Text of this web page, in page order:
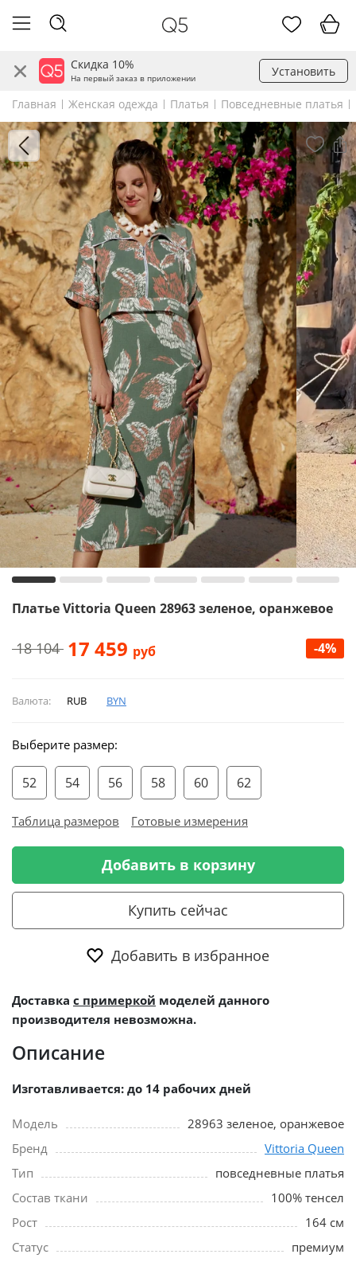
Скидка 10%
На первый заказ в приложении Установить
Главная Женская одежда Платья Повседневные платья
Платье Vittoria Queen 28963 зеленое, оранжевое
18 104 17 459 руб -4%
Валюта: RUB BYN
Выберите размер:
52 54 56 58 60 62
Таблица размеров Готовые измерения
Добавить в корзину
Купить сейчас
Добавить в избранное
Доставка с примеркой моделей данного
производителя невозможна.
Описание
Изготавливается: до 14 рабочих дней
Модель
28963 зеленое, оранжевое
Бренд
Vittoria Queen
Тип
повседневные платья
Состав ткани
100% тенсел
Рост
164 см
Статус
премиум